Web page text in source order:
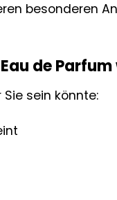
besonderen
de
sein könnte: